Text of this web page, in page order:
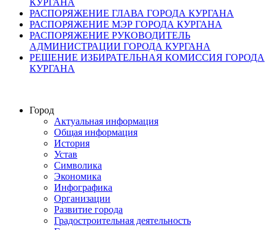
РАСПОРЯЖЕНИЕ ГЛАВА ГОРОДА КУРГАНА
РАСПОРЯЖЕНИЕ МЭР ГОРОДА КУРГАНА
РАСПОРЯЖЕНИЕ РУКОВОДИТЕЛЬ
АДМИНИСТРАЦИИ ГОРОДА КУРГАНА
РЕШЕНИЕ ИЗБИРАТЕЛЬНАЯ КОМИССИЯ ГОРОДА
КУРГАНА
Город
Актуальная информация
Общая информация
История
Устав
Символика
Экономика
Инфографика
Организации
Развитие города
Градостроительная деятельность